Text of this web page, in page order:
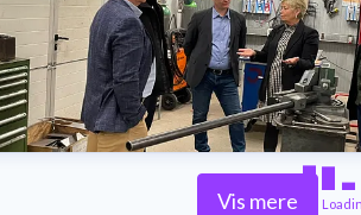
Vis mere